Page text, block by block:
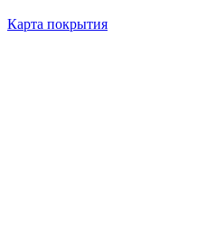
Карта покрытия